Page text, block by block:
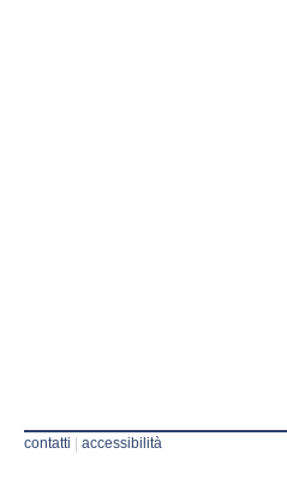
contatti accessibilità